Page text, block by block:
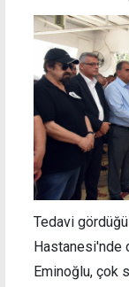
Tedavi
Hastanesi'nde
Eminoğlu, çok